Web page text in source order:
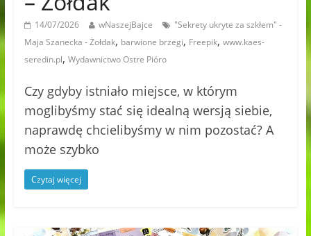
14/07/2026 wNaszejBajce
"Sekrety ukryte za szkłem" -
Maja Szanecka - Żołdak, barwione brzegi, Freepik, www.kaes-
seredin.pl, Wydawnictwo Ostre Pióro
Czy gdyby istniało miejsce, w którym
moglibyśmy stać się idealną wersją siebie,
naprawdę chcielibyśmy w nim pozostać? A
może szybko
Czytaj więcej